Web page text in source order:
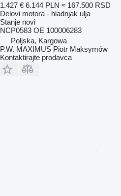
1.427 € 6.144 PLN ≈ 167.500 RSD
Delovi motora - hladnjak ulja
Stanje novi
NCP0583 OE 100006283
Poljska, Kargowa
P.W. MAXIMUS Piotr Maksymów
Kontaktirajte prodavca